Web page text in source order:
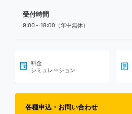
受付時間
9:00～18:00（年中無休）
料金
シミュレーション
各種申込・お問い合わせ